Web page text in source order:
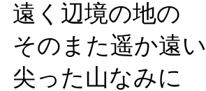
遠く辺境の地の
そのまた遥か遠い
尖った山なみに